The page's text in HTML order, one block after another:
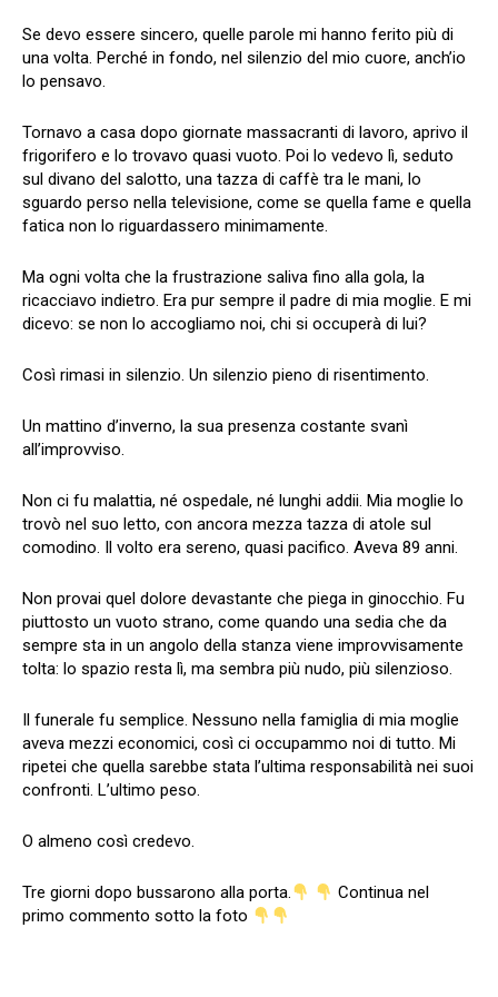
Se devo essere sincero, quelle parole mi hanno ferito più di
una volta. Perché in fondo, nel silenzio del mio cuore, anch’io
lo pensavo.
Tornavo a casa dopo giornate massacranti di lavoro, aprivo il
frigorifero e lo trovavo quasi vuoto. Poi lo vedevo lì, seduto
sul divano del salotto, una tazza di caffè tra le mani, lo
sguardo perso nella televisione, come se quella fame e quella
fatica non lo riguardassero minimamente.
Ma ogni volta che la frustrazione saliva fino alla gola, la
ricacciavo indietro. Era pur sempre il padre di mia moglie. E mi
dicevo: se non lo accogliamo noi, chi si occuperà di lui?
Così rimasi in silenzio. Un silenzio pieno di risentimento.
Un mattino d’inverno, la sua presenza costante svanì
all’improvviso.
Non ci fu malattia, né ospedale, né lunghi addii. Mia moglie lo
trovò nel suo letto, con ancora mezza tazza di atole sul
comodino. Il volto era sereno, quasi pacifico. Aveva 89 anni.
Non provai quel dolore devastante che piega in ginocchio. Fu
piuttosto un vuoto strano, come quando una sedia che da
sempre sta in un angolo della stanza viene improvvisamente
tolta: lo spazio resta lì, ma sembra più nudo, più silenzioso.
Il funerale fu semplice. Nessuno nella famiglia di mia moglie
aveva mezzi economici, così ci occupammo noi di tutto. Mi
ripetei che quella sarebbe stata l’ultima responsabilità nei suoi
confronti. L’ultimo peso.
O almeno così credevo.
Tre giorni dopo bussarono alla porta.
Continua nel
primo commento sotto la foto